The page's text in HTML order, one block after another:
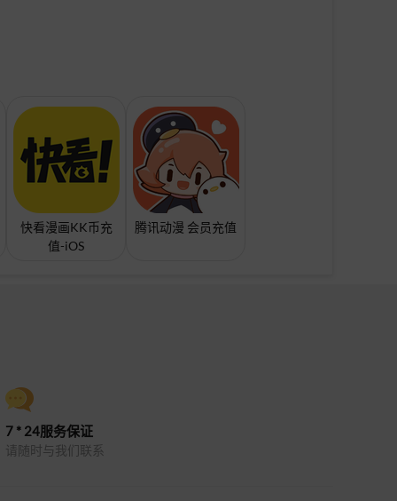
快看漫画KK币充
值-iOS
腾讯动漫 会员充值
7 * 24服务保证
请随时与我们联系